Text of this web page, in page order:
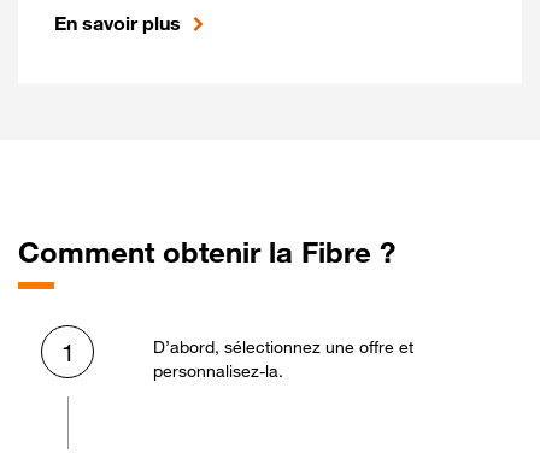
En savoir plus
Comment obtenir la Fibre ?
1
D’abord, sélectionnez une offre et
personnalisez-la.